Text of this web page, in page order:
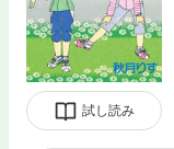
試し読み